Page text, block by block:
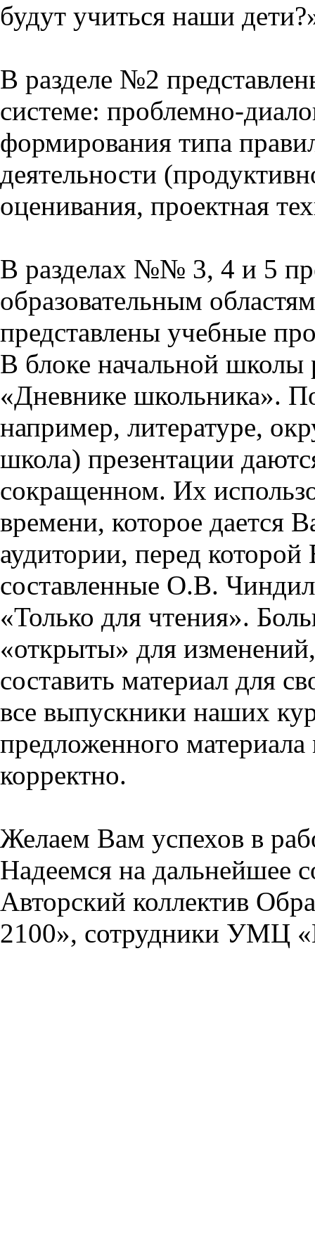
будут учиться наши
В разделе №2
системе: проблемно-
формирования типа
деятельности
оценивания, проектная
В разделах №№ 3, 4 и 5
образовательным
представлены учебные
В блоке начальной школы
«Дневнике школьника».
например, литературе,
школа) презентации
сокращенном. Их
времени, которое дается
аудитории, перед
составленные О.В.
«Только для чтения».
«открыты» для
составить материал для
все выпускники наших
предложенного
корректно.
Желаем Вам успехов в
Надеемся на дальнейшее
Авторский коллектив
2100», сотрудники УМЦ